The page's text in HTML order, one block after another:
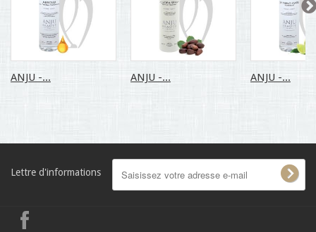
ANJU -... ANJU -... ANJU -...
Lettre d'informations